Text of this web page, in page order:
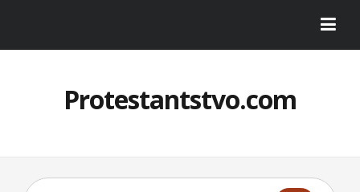
Protestantstvo.com